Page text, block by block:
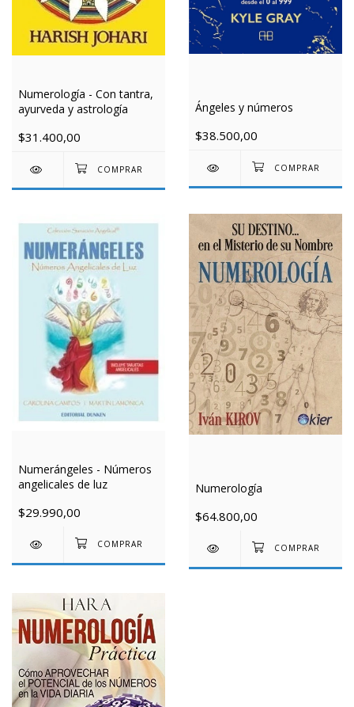
Numerología - Con tantra,
ayurveda y astrología
$31.400,00
Ángeles y números
$38.500,00
Numerángeles - Números
angelicales de luz
$29.990,00
Numerología
$64.800,00